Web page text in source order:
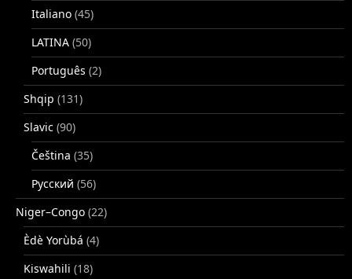
Italiano (45)
LATINA (50)
Português (2)
Shqip (131)
Slavic (90)
Čeština (35)
Русский (56)
Niger–Congo (22)
Èdè Yorùbá (4)
Kiswahili (18)